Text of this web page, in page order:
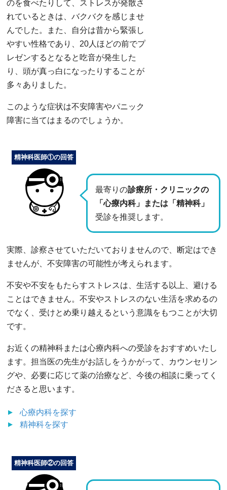
のを食べたりして、ストレスが発散さ
れているときは、バクバクを感じませ
んでした。また、自分は昔から緊張し
やすい性格であり、20人ほどの前でプ
レゼンするとなると吃音が発生した
り、頭が真っ白になったりすることが
多々ありました。
このような症状は不安障害やパニック
障害に当てはまるのでしょうか。
最寄りの診療所・クリニックの
「心療内科」または「精神科」
受診を推奨します。
精神科医師①の回答
実際、診察させていただいておりませんので、断定はでき
ませんが、不安障害の可能性が考えられます。
不安や不安をもたらすストレスは、生活する以上、避ける
ことはできません。不安やストレスのない生活を求めるの
でなく、受けとめ乗り越えるという意識をもつことが大切
です。
お近くの精神科または心療内科への受診をおすすめいたし
ます。担当医の先生がお話しをうかがって、カウンセリン
グや、必要に応じて薬の治療など、今後の相談に乗ってく
ださると思います。
心療内科を探す
精神科を探す
精神科医師②の回答